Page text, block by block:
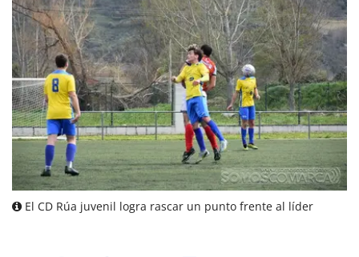
El CD Rúa juvenil logra rascar un punto frente al líder